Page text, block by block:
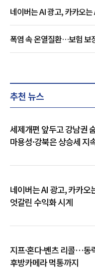
네이버는 AI 광고, 카카오
폭염 속 온열질환…보험 보
추천 뉴스
세제개편 앞두고 강남권
마용성·강북은 상승세 지
네이버는 AI 광고, 카카
엇갈린 수익화 시계
지프·혼다·벤츠 리콜…동
후방카메라 먹통까지